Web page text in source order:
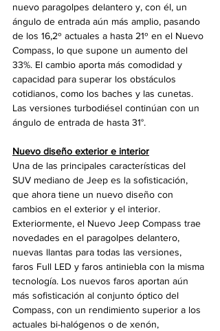
nuevo paragolpes delantero y, con él, un
ángulo de entrada aún más amplio, pasando
de los 16,2º actuales a hasta 21º en el Nuevo
Compass, lo que supone un aumento del
33%. El cambio aporta más comodidad y
capacidad para superar los obstáculos
cotidianos, como los baches y las cunetas.
Las versiones turbodiésel continúan con un
ángulo de entrada de hasta 31°.
Nuevo diseño exterior e interior
Una de las principales características del
SUV mediano de Jeep es la sofisticación,
que ahora tiene un nuevo diseño con
cambios en el exterior y el interior.
Exteriormente, el Nuevo Jeep Compass trae
novedades en el paragolpes delantero,
nuevas llantas para todas las versiones,
faros Full LED y faros antiniebla con la misma
tecnología. Los nuevos faros aportan aún
más sofisticación al conjunto óptico del
Compass, con un rendimiento superior a los
actuales bi-halógenos o de xenón,